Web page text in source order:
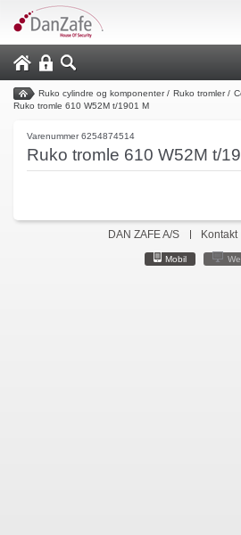
Ruko cylindre og komponenter/ Ruko tromler/
Ruko tromle 610 W52M t/1901 M
Varenummer 6254874514
Ruko tromle 610 W52M t/
DAN ZAFE A/S Kontakt
Mobil